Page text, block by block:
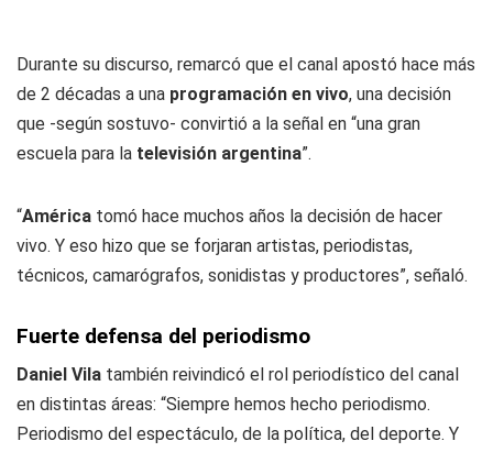
Durante su discurso, remarcó que el canal apostó hace más
de 2 décadas a una programación en vivo, una decisión
que -según sostuvo- convirtió a la señal en “una gran
escuela para la televisión argentina”.
“América tomó hace muchos años la decisión de hacer
vivo. Y eso hizo que se forjaran artistas, periodistas,
técnicos, camarógrafos, sonidistas y productores”, señaló.
Fuerte defensa del periodismo
Daniel Vila también reivindicó el rol periodístico del canal
en distintas áreas: “Siempre hemos hecho periodismo.
Periodismo del espectáculo, de la política, del deporte. Y